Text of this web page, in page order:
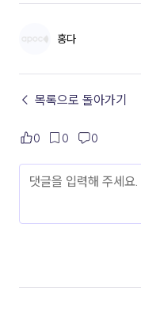
홍다
← 목록으로 돌아가기
0 0 0